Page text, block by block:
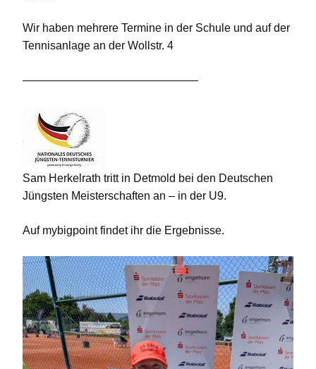
Wir haben mehrere Termine in der Schule und auf der
Tennisanlage an der Wollstr. 4
———————————————–
Sam Herkelrath tritt in Detmold bei den Deutschen
Jüngsten Meisterschaften an – in der U9.
Auf mybigpoint findet ihr die Ergebnisse.